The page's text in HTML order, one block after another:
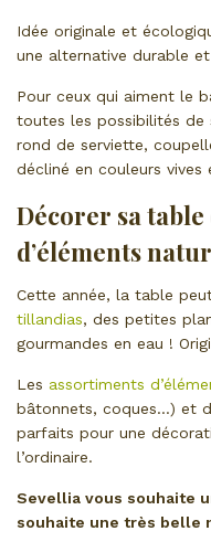
Idée originale et
une alternative durable
Pour ceux qui aiment le
toutes les possibilités de
rond de serviette,
décliné en couleurs
Décorer sa
d’éléments
Cette année, la table
tillandias, des petites
gourmandes en eau !
Les assortiments
bâtonnets, coques…) et
parfaits pour une
l’ordinaire.
Sevellia vous souhaite
souhaite une très belle